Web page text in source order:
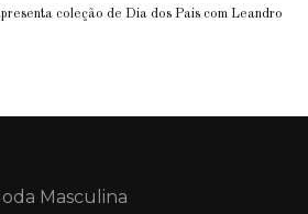
coleção de Dia dos Pais com Leandro
Masculina